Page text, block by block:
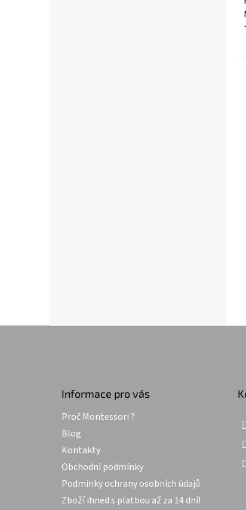
Informace pro vás
Proč Montessori ?
Blog
Kontakty
Obchodní podmínky
Podmínky ochrany osobních údajů
Zboží ihned s platbou až za 14 dní!